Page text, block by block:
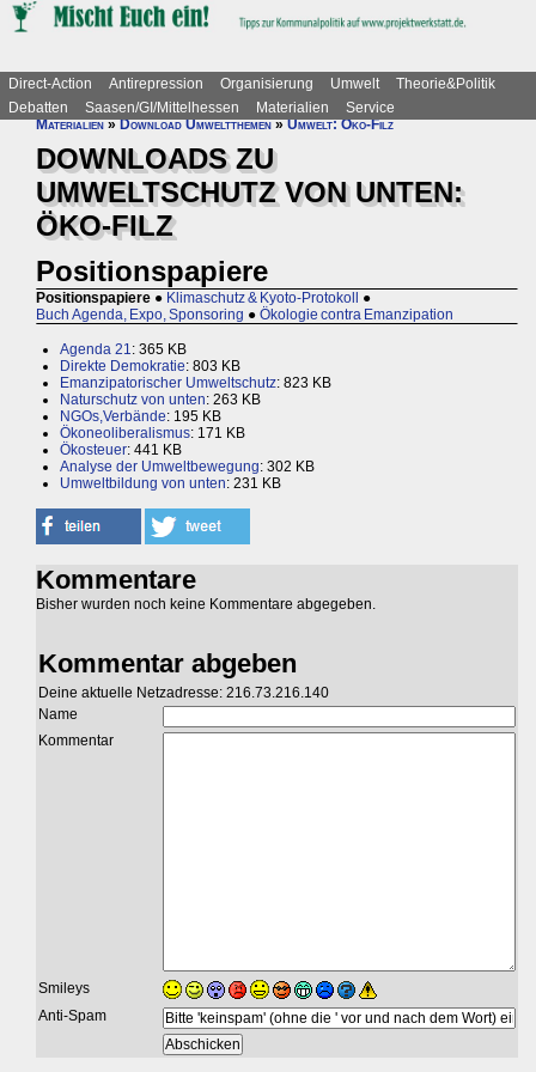
Direct-Action Antirepression Organisierung Umwelt
Theorie&Politik
Debatten
Saasen/GI/Mittelhessen Materialien
Service
Materialien»Download Umweltthemen»Umwelt: Öko-Filz
DOWNLOADS ZU
UMWELTSCHUTZ VON UNTEN:
ÖKO-FILZ
Positionspapiere
Positionspapiere ● Klimaschutz & Kyoto-Protokoll
●
Buch Agenda, Expo, Sponsoring ● Ökologie contra Emanzipation
Agenda 21: 365 KB
Direkte Demokratie: 803 KB
Emanzipatorischer Umweltschutz: 823 KB
Naturschutz von unten: 263 KB
NGOs,Verbände: 195 KB
Ökoneoliberalismus: 171 KB
Ökosteuer: 441 KB
Analyse der Umweltbewegung: 302 KB
Umweltbildung von unten: 231 KB
Kommentare
Bisher wurden noch keine Kommentare abgegeben.
Kommentar abgeben
Deine aktuelle Netzadresse: 216.73.216.140
Name
Kommentar
Smileys
Anti-Spam